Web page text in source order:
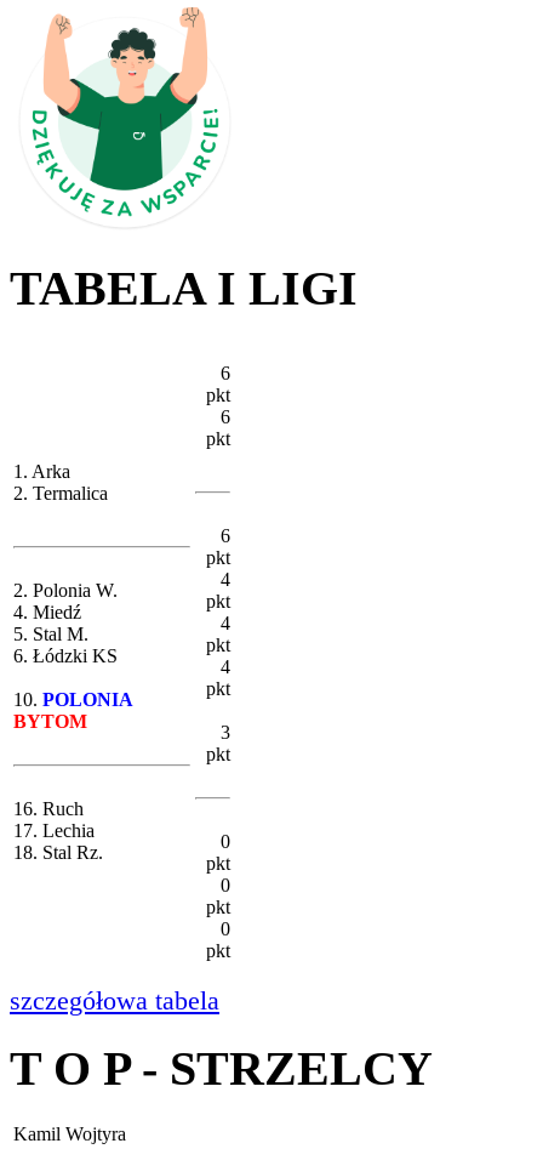
TABELA I LIGI
1. Arka
2. Termalica
2. Polonia W.
4. Miedź
5. Stal M.
6. Łódzki KS
10. POLONIA
BYTOM
16. Ruch
17. Lechia
18. Stal Rz.
6
pkt
6
pkt
6
pkt
4
pkt
4
pkt
4
pkt
3
pkt
0
pkt
0
pkt
0
pkt
szczegółowa tabela
T O P - STRZELCY
Kamil Wojtyra